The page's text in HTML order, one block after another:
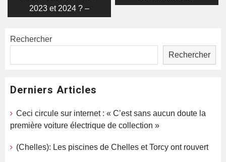
2023 et 2024 ? –
Rechercher
Rechercher
Derniers Articles
Ceci circule sur internet : « C’est sans aucun doute la
première voiture électrique de collection »
(Chelles): Les piscines de Chelles et Torcy ont rouvert